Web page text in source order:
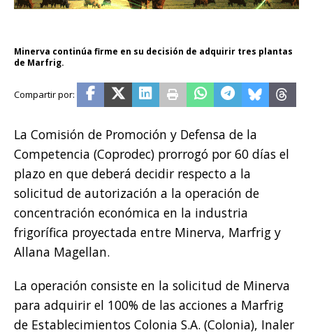
Minerva continúa firme en su decisión de adquirir tres plantas
de Marfrig.
La Comisión de Promoción y Defensa de la
Competencia (Coprodec) prorrogó por 60 días el
plazo en que deberá decidir respecto a la
solicitud de autorización a la operación de
concentración económica en la industria
frigorífica proyectada entre Minerva, Marfrig y
Allana Magellan.
La operación consiste en la solicitud de Minerva
para adquirir el 100% de las acciones a Marfrig
de Establecimientos Colonia S.A. (Colonia), Inaler